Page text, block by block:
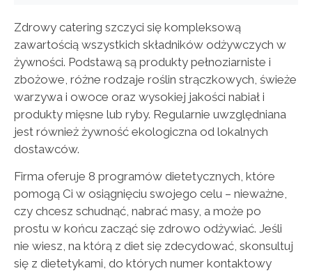
Zdrowy catering szczyci się kompleksową
zawartością wszystkich składników odżywczych w
żywności. Podstawą są produkty pełnoziarniste i
zbożowe, różne rodzaje roślin strączkowych, świeże
warzywa i owoce oraz wysokiej jakości nabiał i
produkty mięsne lub ryby. Regularnie uwzględniana
jest również żywność ekologiczna od lokalnych
dostawców.
Firma oferuje 8 programów dietetycznych, które
pomogą Ci w osiągnięciu swojego celu – nieważne,
czy chcesz schudnąć, nabrać masy, a może po
prostu w końcu zacząć się zdrowo odżywiać. Jeśli
nie wiesz, na którą z diet się zdecydować, skonsultuj
się z dietetykami, do których numer kontaktowy